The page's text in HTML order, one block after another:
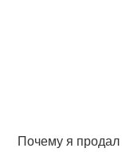
Почему я